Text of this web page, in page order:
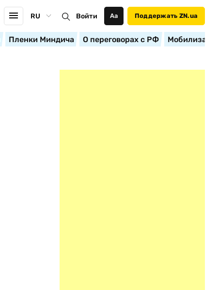
RU Войти Аа Поддержать ZN.ua
Пленки Миндича О переговорах с РФ